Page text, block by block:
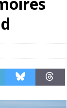
wordt gebruikt
euro